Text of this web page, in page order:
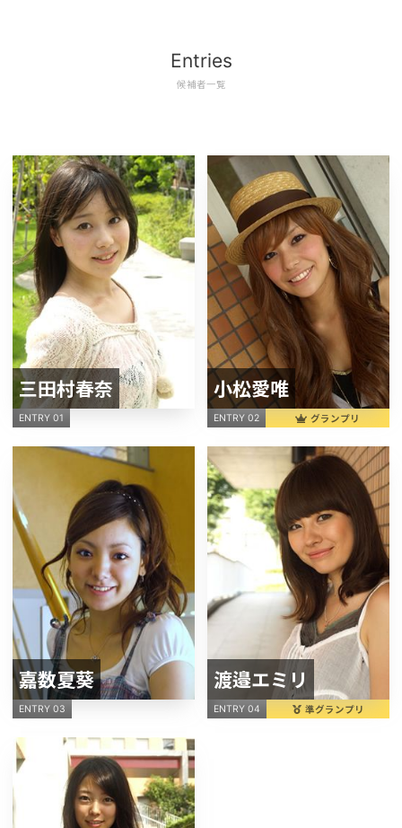
Entries
候補者一覧
三田村春奈
ENTRY 01
小松愛唯
ENTRY 02 グランプリ
嘉数夏葵
ENTRY 03
渡邉エミリ
ENTRY 04 準グランプリ